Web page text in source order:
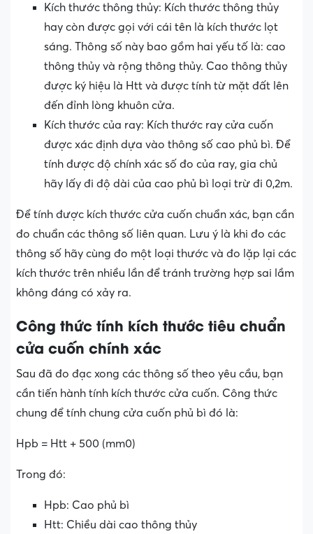
Kích thước thông thủy: Kích thước thông thủy
hay còn được gọi với cái tên là kích thước lọt
sáng. Thông số này bao gồm hai yếu tố là: cao
thông thủy và rộng thông thủy. Cao thông thủy
được ký hiệu là Htt và được tính từ mặt đất lên
đến đỉnh lòng khuôn cửa.
Kích thước của ray: Kích thước ray cửa cuốn
được xác định dựa vào thông số cao phủ bì. Để
tính được độ chính xác số đo của ray, gia chủ
hãy lấy đi độ dài của cao phủ bì loại trừ đi 0,2m.
Để tính được kích thước cửa cuốn chuẩn xác, bạn cần
đo chuẩn các thông số liên quan. Lưu ý là khi đo các
thông số hãy cùng đo một loại thước và đo lặp lại các
kích thước trên nhiều lần để tránh trường hợp sai lầm
không đáng có xảy ra.
Công thức tính kích thước tiêu chuẩn
cửa cuốn chính xác
Sau đã đo đạc xong các thông số theo yêu cầu, bạn
cần tiến hành tính kích thước cửa cuốn. Công thức
chung để tính chung cửa cuốn phủ bì đó là:
Hpb = Htt + 500 (mm0)
Trong đó:
Hpb: Cao phủ bì
Htt: Chiều dài cao thông thủy